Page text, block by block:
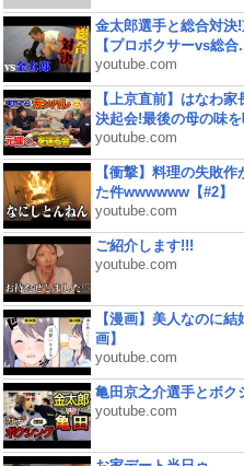
金太郎選手と総合対決
【プロボクサーvs総合
youtube.com
【上京直前】はなわ
決起会!最後の母の味
youtube.com
【衝撃】料理の失敗
た件wwwwww【#2】
youtube.com
ご紹介します!!!
youtube.com
【漫画】美人なのに
画】
youtube.com
亀田京之介選手とボク
youtube.com